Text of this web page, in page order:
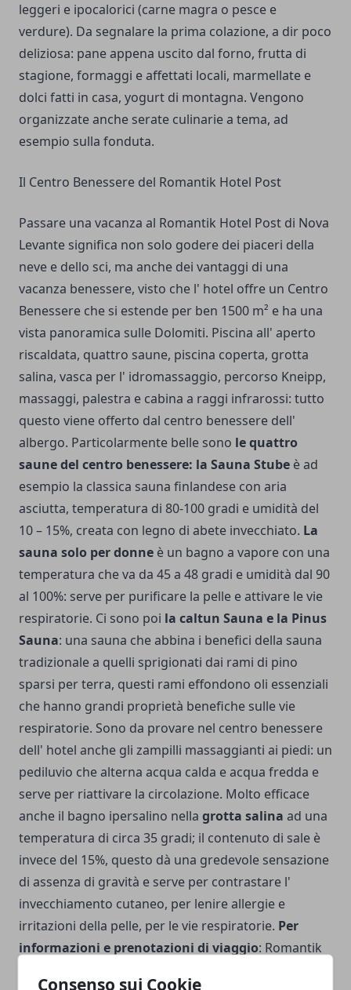
Consenso sui Cookie
leggeri e ipocalorici (carne magra o pesce e
verdure). Da segnalare la prima colazione, a dir poco
deliziosa: pane appena uscito dal forno, frutta di
stagione, formaggi e affettati locali, marmellate e
dolci fatti in casa, yogurt di montagna. Vengono
organizzate anche serate culinarie a tema, ad
esempio sulla fonduta.
Il Centro Benessere del Romantik Hotel Post
Passare una vacanza al Romantik Hotel Post di Nova
Levante significa non solo godere dei piaceri della
neve e dello sci, ma anche dei vantaggi di una
vacanza benessere, visto che l' hotel offre un Centro
Benessere che si estende per ben 1500 m² e ha una
vista panoramica sulle Dolomiti. Piscina all' aperto
riscaldata, quattro saune, piscina coperta, grotta
salina, vasca per l' idromassaggio, percorso Kneipp,
massaggi, palestra e cabina a raggi infrarossi: tutto
questo viene offerto dal centro benessere dell'
albergo. Particolarmente belle sono le quattro
saune del centro benessere: la Sauna Stube è ad
esempio la classica sauna finlandese con aria
asciutta, temperatura di 80-100 gradi e umidità del
10 – 15%, creata con legno di abete invecchiato. La
sauna solo per donne è un bagno a vapore con una
temperatura che va da 45 a 48 gradi e umidità dal 90
al 100%: serve per purificare la pelle e attivare le vie
respiratorie. Ci sono poi la caltun Sauna e la Pinus
Sauna: una sauna che abbina i benefici della sauna
tradizionale a quelli sprigionati dai rami di pino
sparsi per terra, questi rami effondono oli essenziali
che hanno grandi proprietà benefiche sulle vie
respiratorie. Sono da provare nel centro benessere
dell' hotel anche gli zampilli massaggianti ai piedi: un
pediluvio che alterna acqua calda e acqua fredda e
serve per riattivare la circolazione. Molto efficace
anche il bagno ipersalino nella grotta salina ad una
temperatura di circa 35 gradi; il contenuto di sale è
invece del 15%, questo dà una gredevole sensazione
di assenza di gravità e serve per contrastare l'
invecchiamento cutaneo, per lenire allergie e
irritazioni della pelle, per le vie respiratorie. Per
informazioni e prenotazioni di viaggio: Romantik